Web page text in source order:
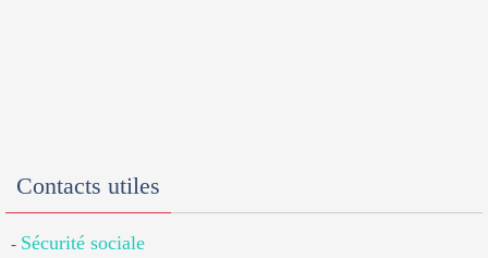
Contacts utiles
- Sécurité sociale